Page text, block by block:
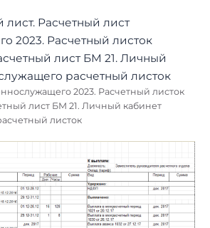
2023. Расчетный листок
лист БМ 21. Личный кабинет
листок